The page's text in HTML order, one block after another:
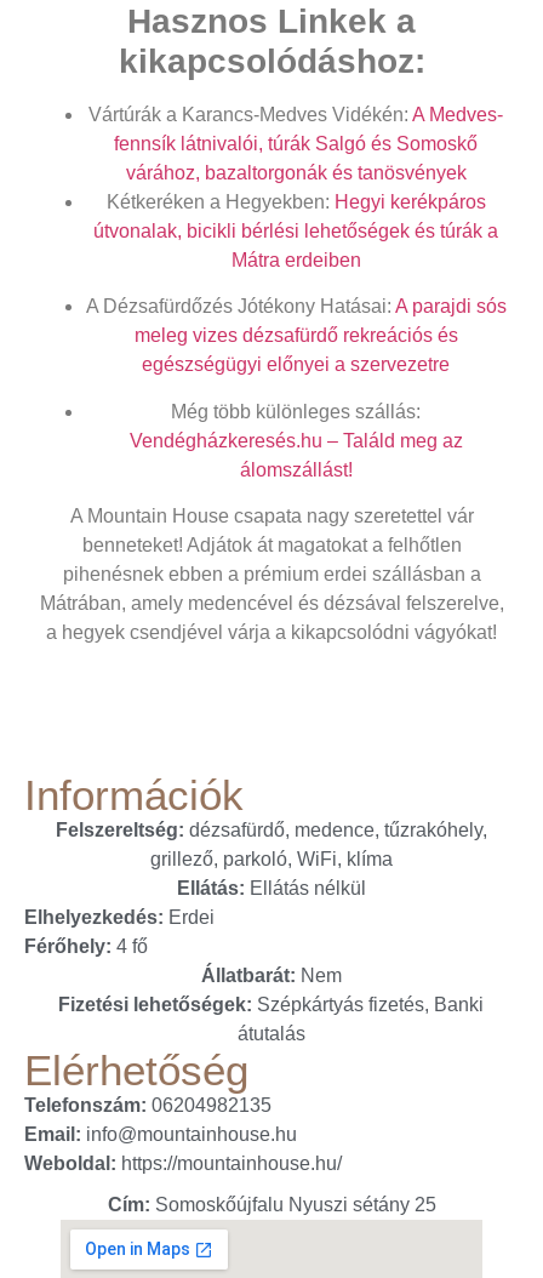
Hasznos Linkek a
kikapcsolódáshoz:
Vártúrák a Karancs-Medves Vidékén: A Medves-
fennsík látnivalói, túrák Salgó és Somoskő
várához, bazaltorgonák és tanösvények
Kétkeréken a Hegyekben: Hegyi kerékpáros
útvonalak, bicikli bérlési lehetőségek és túrák a
Mátra erdeiben
A Dézsafürdőzés Jótékony Hatásai: A parajdi sós
meleg vizes dézsafürdő rekreációs és
egészségügyi előnyei a szervezetre
Még több különleges szállás:
Vendégházkeresés.hu – Találd meg az
álomszállást!
A Mountain House csapata nagy szeretettel vár
benneteket! Adjátok át magatokat a felhőtlen
pihenésnek ebben a prémium erdei szállásban a
Mátrában, amely medencével és dézsával felszerelve,
a hegyek csendjével várja a kikapcsolódni vágyókat!
Információk
Felszereltség: dézsafürdő, medence, tűzrakóhely,
grillező, parkoló, WiFi, klíma
Ellátás: Ellátás nélkül
Elhelyezkedés: Erdei
Férőhely: 4 fő
Állatbarát: Nem
Fizetési lehetőségek: Szépkártyás fizetés, Banki
átutalás
Elérhetőség
Telefonszám: 06204982135
Email: info@mountainhouse.hu
Weboldal: https://mountainhouse.hu/
Cím: Somoskőújfalu Nyuszi sétány 25